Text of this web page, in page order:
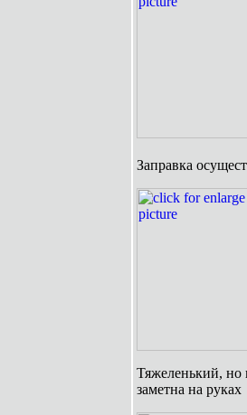
Заправка
Тяжеленький, но
заметна на руках